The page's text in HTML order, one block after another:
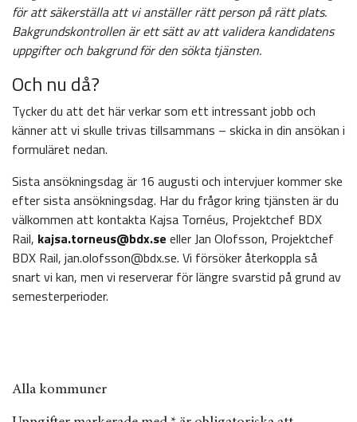
för att säkerställa att vi anställer rätt person på rätt plats.
Bakgrundskontrollen är ett sätt av att validera kandidatens
uppgifter och bakgrund för den sökta tjänsten.
Och nu då?
Tycker du att det här verkar som ett intressant jobb och
känner att vi skulle trivas tillsammans – skicka in din ansökan i
formuläret nedan.
Sista ansökningsdag är 16 augusti och intervjuer kommer ske
efter sista ansökningsdag. Har du frågor kring tjänsten är du
välkommen att kontakta Kajsa Tornéus, Projektchef BDX
Rail, kajsa.torneus@bdx.se eller Jan Olofsson, Projektchef
BDX Rail, jan.olofsson@bdx.se. Vi försöker återkoppla så
snart vi kan, men vi reserverar för längre svarstid på grund av
semesterperioder.